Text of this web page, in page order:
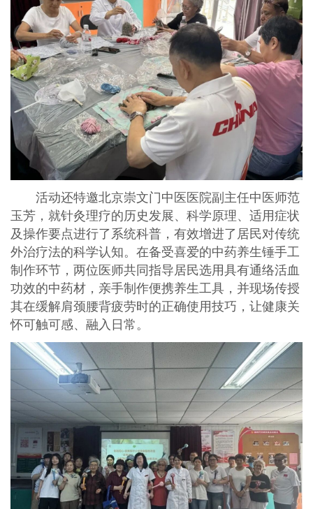
活动还特邀北京崇文门中医医院副主任中医师范
玉芳，就针灸理疗的历史发展、科学原理、适用症状
及操作要点进行了系统科普，有效增进了居民对传统
外治疗法的科学认知。在备受喜爱的中药养生锤手工
制作环节，两位医师共同指导居民选用具有通络活血
功效的中药材，亲手制作便携养生工具，并现场传授
其在缓解肩颈腰背疲劳时的正确使用技巧，让健康关
怀可触可感、融入日常。